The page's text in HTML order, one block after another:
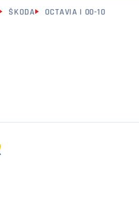
ŠKODA OCTAVIA I 00-10